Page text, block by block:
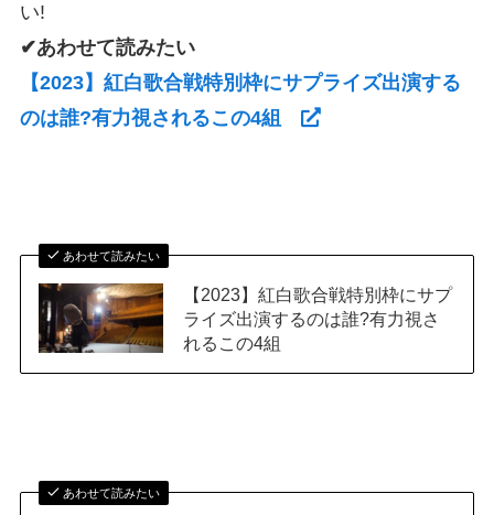
い!
✔あわせて読みたい
【2023】紅白歌合戦特別枠にサプライズ出演する
のは誰?有力視されるこの4組
あわせて読みたい
【2023】紅白歌合戦特別枠にサプ
ライズ出演するのは誰?有力視さ
れるこの4組
あわせて読みたい